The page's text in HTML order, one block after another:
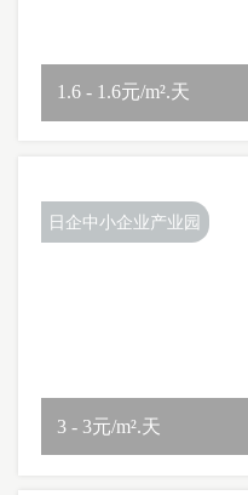
1.6 - 1.6元/m².天
日企中小企业产业园
3 - 3元/m².天